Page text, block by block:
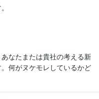
なたまたは貴社の考える新
何がヌケモレしているかど